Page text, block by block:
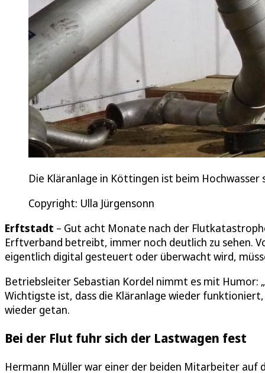
Die Kläranlage in Köttingen ist beim Hochwasser
Copyright: Ulla Jürgensonn
Erftstadt – Gut acht Monate nach der
Erftverband betreibt, immer noch deutlich zu sehen.
eigentlich digital gesteuert oder überwacht wird,
Betriebsleiter Sebastian Kordel nimmt es mit Humor:
Wichtigste ist, dass die Kläranlage wieder
wieder getan.
Bei der Flut fuhr sich der Lastwagen fest
Hermann Müller war einer der beiden Mitarbeiter auf